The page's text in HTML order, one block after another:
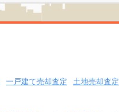
一戸建て売却査定 土地売却査定